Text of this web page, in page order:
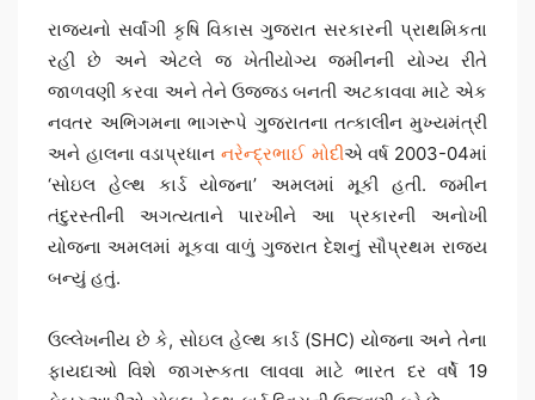
રાજ્યનો સર્વાંગી કૃષિ વિકાસ ગુજરાત સરકારની પ્રાથમિકતા
રહી છે અને એટલે જ ખેતીયોગ્ય જમીનની યોગ્ય રીતે
જાળવણી કરવા અને તેને ઉજ્જડ બનતી અટકાવવા માટે એક
નવતર અભિગમના ભાગરૂપે ગુજરાતના તત્કાલીન મુખ્યમંત્રી
અને હાલના વડાપ્રધાન નરેન્દ્રભાઈ મોદીએ વર્ષ 2003-04માં
‘સોઇલ હેલ્થ કાર્ડ યોજના’ અમલમાં મૂકી હતી. જમીન
તંદુરસ્તીની અગત્યતાને પારખીને આ પ્રકારની અનોખી
યોજના અમલમાં મૂકવા વાળું ગુજરાત દેશનું સૌપ્રથમ રાજ્ય
બન્યું હતું.
ઉલ્લેખનીય છે કે, સોઇલ હેલ્થ કાર્ડ (SHC) યોજના અને તેના
ફાયદાઓ વિશે જાગરૂકતા લાવવા માટે ભારત દર વર્ષે 19